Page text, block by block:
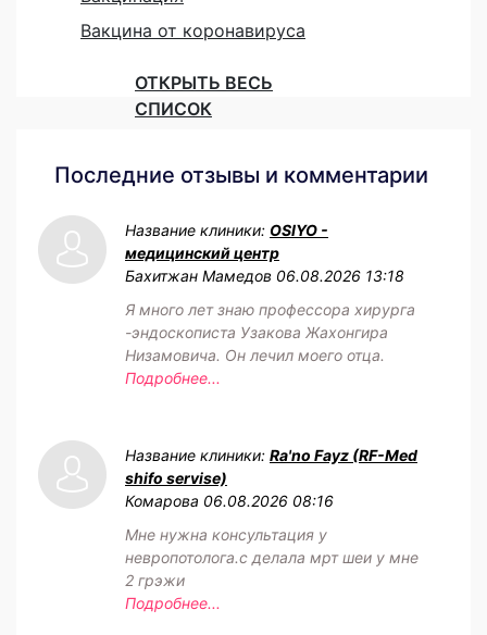
Вакцина от коронавируса
ОТКРЫТЬ ВЕСЬ
СПИСОК
Последние отзывы и комментарии
Название клиники: OSIYO -
медицинский центр
Бахитжан Мамедов 06.08.2026 13:18
Я много лет знаю профессора хирурга
-эндоскописта Узакова Жахонгира
Низамовича. Он лечил моего отца.
Подробнее...
Название клиники: Ra'no Fayz (RF-Med
shifo servise)
Комарова 06.08.2026 08:16
Мне нужна консультация у
невропотолога.с делала мрт шеи у мне
2 грэжи
Подробнее...